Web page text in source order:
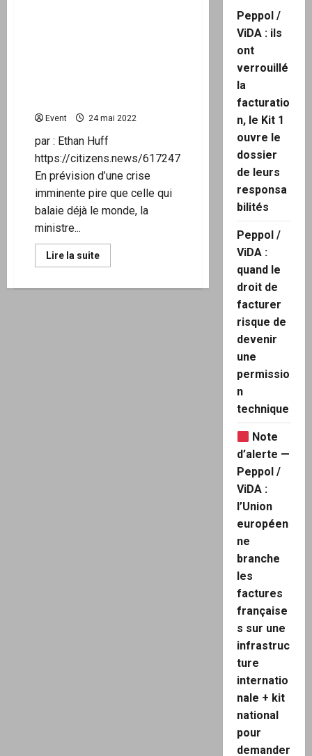
Event 24 mai 2022
par : Ethan Huff
https://citizens.news/617247.html
En prévision d’une crise
imminente pire que celle qui
balaie déjà le monde, la
ministre...
Lire la suiteEn
savoir
Peppol /
ViDA : ils
ont
verrouillé
la
facturatio
n, le Kit 1
ouvre le
dossier
de leurs
responsa
bilités
Peppol /
ViDA :
quand le
droit de
facturer
risque de
devenir
une
permissio
n
technique
Note
d’alerte —
Peppol /
ViDA :
l’Union
européen
ne
branche
les
factures
française
s sur une
infrastruc
ture
internatio
nale + kit
national
pour
demander